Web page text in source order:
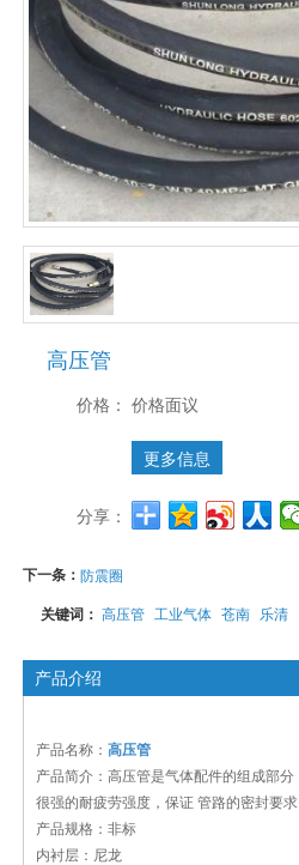
高压管
价格： 价格面议
更多信息
分享：
下一条：防震圈
关键词：高压管 工业气体 苍南 乐清
产品介绍
产品名称：高压管
产品简介：高压管是气体配件的组成部
很强的耐疲劳强度，保证 管路的密封要求
产品规格：非标
内衬层：尼龙